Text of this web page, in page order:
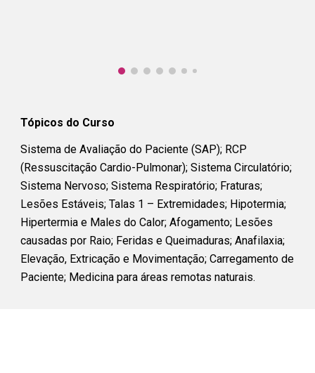
Tópicos do Curso
Sistema de Avaliação do Paciente (SAP); RCP
(Ressuscitação Cardio-Pulmonar); Sistema Circulatório;
Sistema Nervoso; Sistema Respiratório; Fraturas;
Lesões Estáveis; Talas 1 – Extremidades; Hipotermia;
Hipertermia e Males do Calor; Afogamento; Lesões
causadas por Raio; Feridas e Queimaduras; Anafilaxia;
Elevação, Extricação e Movimentação; Carregamento de
Paciente; Medicina para áreas remotas naturais.